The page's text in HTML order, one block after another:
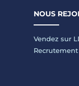
NOUS
Vendez sur
Recrutement